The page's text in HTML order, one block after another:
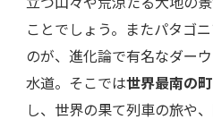
ことでしょう。またパタゴ
のが、進化論で有名なダー
水道。そこでは世界最南の
し、世界の果て列車の旅や